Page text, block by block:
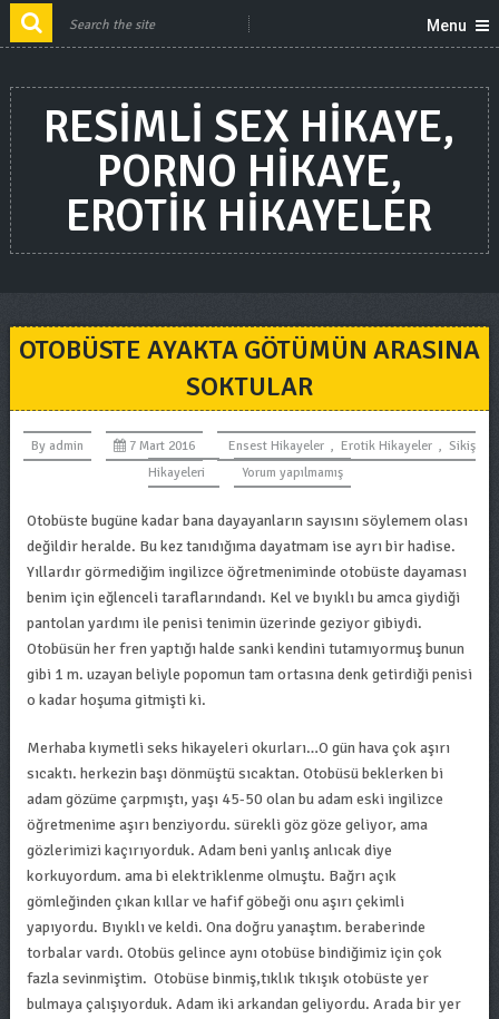
Menu
RESIMLI SEX HIKAYE,
PORNO HIKAYE,
EROTIK HIKAYELER
OTOBÜSTE AYAKTA GÖTÜMÜN ARASINA
SOKTULAR
By admin 7 Mart 2016 Ensest Hikayeler , Erotik Hikayeler , Sikiş
Hikayeleri
Yorum yapılmamış
Otobüste bugüne kadar bana dayayanların sayısını söylemem olası
değildir heralde. Bu kez tanıdığıma dayatmam ise ayrı bir hadise.
Yıllardır görmediğim ingilizce öğretmeniminde otobüste dayaması
benim için eğlenceli taraflarındandı. Kel ve bıyıklı bu amca giydiği
pantolan yardımı ile penisi tenimin üzerinde geziyor gibiydi.
Otobüsün her fren yaptığı halde sanki kendini tutamıyormuş bunun
gibi 1 m. uzayan beliyle popomun tam ortasına denk getirdiği penisi
o kadar hoşuma gitmişti ki.
Merhaba kıymetli seks hikayeleri okurları…O gün hava çok aşırı
sıcaktı. herkezin başı dönmüştü sıcaktan. Otobüsü beklerken bi
adam gözüme çarpmıştı, yaşı 45-50 olan bu adam eski ingilizce
öğretmenime aşırı benziyordu. sürekli göz göze geliyor, ama
gözlerimizi kaçırıyorduk. Adam beni yanlış anlıcak diye
korkuyordum. ama bi elektriklenme olmuştu. Bağrı açık
gömleğinden çıkan kıllar ve hafif göbeği onu aşırı çekimli
yapıyordu. Bıyıklı ve keldi. Ona doğru yanaştım. beraberinde
torbalar vardı. Otobüs gelince aynı otobüse bindiğimiz için çok
fazla sevinmiştim. Otobüse binmiş,tıklık tıkışık otobüste yer
bulmaya çalışıyorduk. Adam iki arkandan geliyordu. Arada bir yer